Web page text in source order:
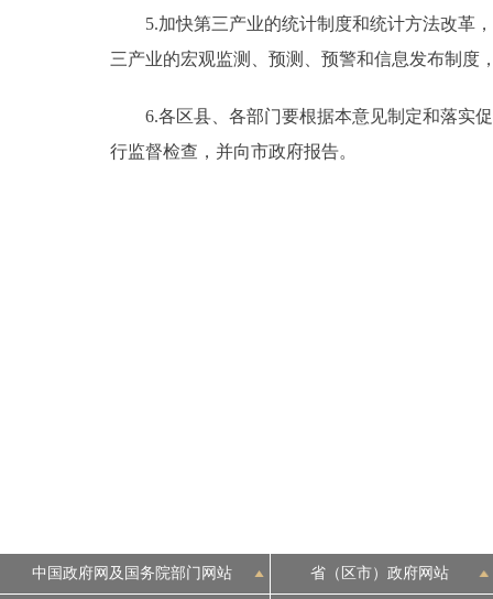
5.加快第三产业的统计制度和统计方法改革，
三产业的宏观监测、预测、预警和信息发布制度
6.各区县、各部门要根据本意见制定和落实促
行监督检查，并向市政府报告。
中国政府网及国务院部门网站 省（区市）政府网站